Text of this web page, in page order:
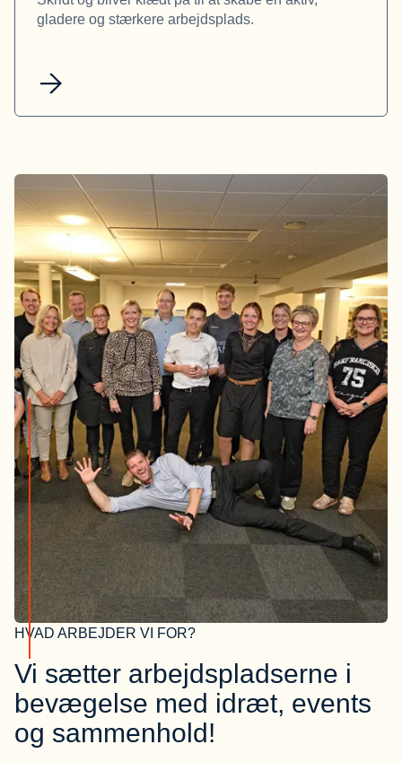
gladere og stærkere arbejdsplads.
HVAD ARBEJDER VI FOR?
Vi sætter arbejdspladserne i
bevægelse med idræt, events
og sammenhold!